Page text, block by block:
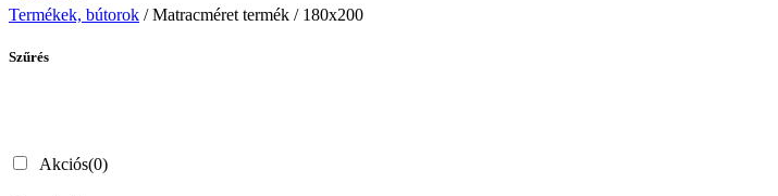
Termékek, bútorok / Matracméret termék / 180x200
Szűrés
Akciós(0)